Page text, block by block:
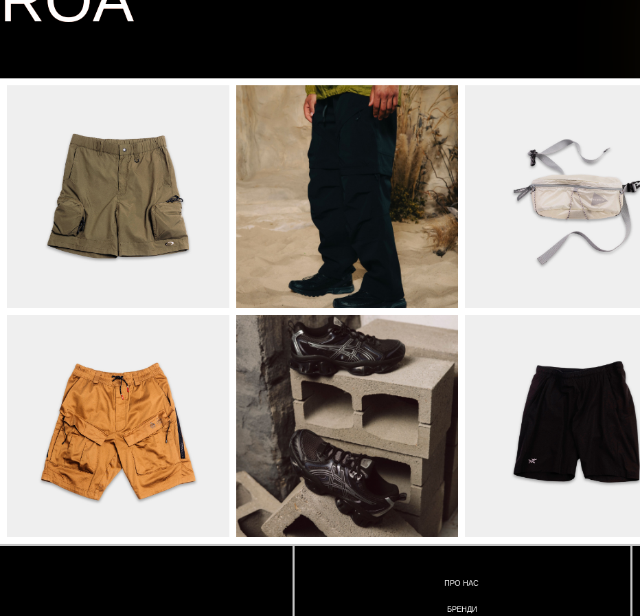
ПРО НАС
БРЕНДИ
КОНТАКТИ
ОБМІН ТА
ПОВЕРНЕННЯ
ОПЛАТА ТА ДОСТАВКА
ПОЛІТИКА КОНФІДЕНЦІЙНОСТІ